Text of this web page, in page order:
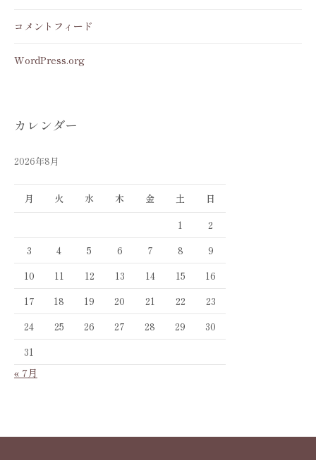
コメントフィード
WordPress.org
カレンダー
2026年8月
月 火 水 木 金 土
日
1
2
3
4 5 6 7 8
9
10
11 12 13 14 15
16
17
18 19 20 21 22
23
24
25 26 27 28 29
30
31
« 7月